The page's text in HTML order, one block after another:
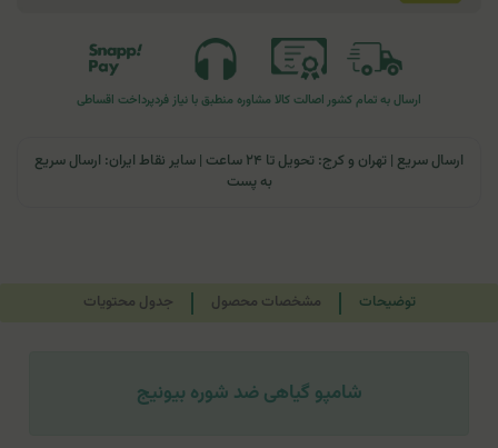
ارسال به تمام کشوراصالت کالا مشاوره منطبق با نیاز فردپرداخت اقساطی
ارسال سریع | تهران و کرج: تحویل تا ۲۴ ساعت | سایر نقاط ایران: ارسال سریع
به پست
توضیحات مشخصات محصول جدول محتویات
شامپو گیاهی ضد شوره بیونیج